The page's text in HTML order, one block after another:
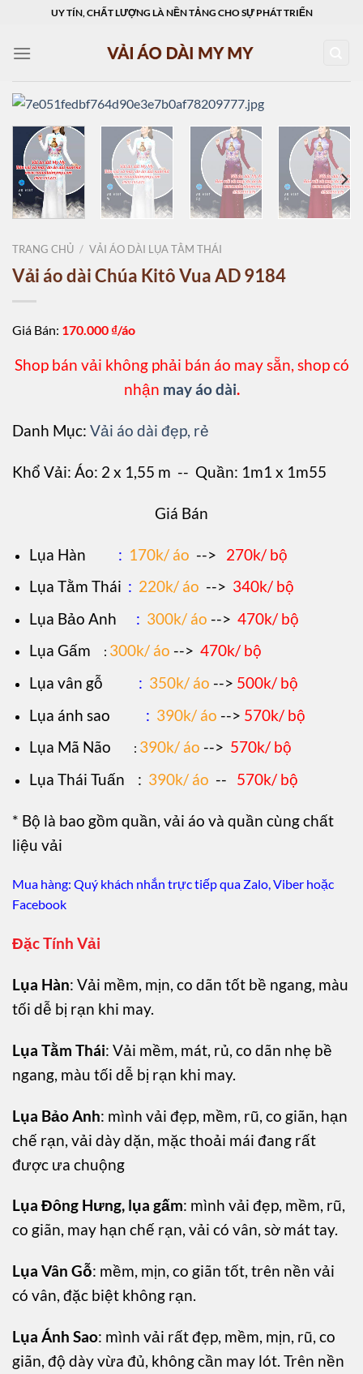
content
UY TÍN, CHẤT LƯỢNG LÀ NỀN TẢNG CHO SỰ PHÁT TRIỂN
TRANG CHỦ / VẢI ÁO DÀI LỤA TẰM THÁI
Vải áo dài Chúa Kitô Vua AD 9184
Giá Bán: 170.000 ₫/áo
Shop bán vải không phải bán áo may sẵn, shop có
nhận may áo dài.
Danh Mục: Vải áo dài đẹp, rẻ
Khổ Vải: Áo: 2 x 1,55 m -- Quần: 1m1 x 1m55
Giá Bán
Lụa Hàn : 170k/ áo --> 270k/ bộ
Lụa Tằm Thái : 220k/ áo --> 340k/ bộ
Lụa Bảo Anh
: 300k/ áo --> 470k/ bộ
Lụa Gấm
: 300k/ áo --> 470k/ bộ
Lụa vân gỗ : 350k/ áo --> 500k/ bộ
Lụa ánh sao : 390k/ áo --> 570k/ bộ
Lụa Mã Não
: 390k/ áo --> 570k/ bộ
Lụa Thái Tuấn
: 390k/ áo -- 570k/ bộ
* Bộ là bao gồm quần, vải áo và quần cùng chất
liệu vải
Mua hàng: Quý khách nhắn trực tiếp qua Zalo, Viber hoặc
Facebook
Đặc Tính Vải
Lụa Hàn: Vải mềm, mịn, co dãn tốt bề ngang, màu
tối dễ bị rạn khi may.
Lụa Tằm Thái: Vải mềm, mát, rủ, co dãn nhẹ bề
ngang, màu tối dễ bị rạn khi may.
Lụa Bảo Anh: mình vải đẹp, mềm, rũ, co giãn, hạn
chế rạn, vải dày dặn, mặc thoải mái đang rất
được ưa chuộng
Lụa Đông Hưng, lụa gấm: mình vải đẹp, mềm, rũ,
co giãn, may hạn chế rạn, vải có vân, sờ mát tay.
Lụa Vân Gỗ: mềm, mịn, co giãn tốt, trên nền vải
có vân, đặc biệt không rạn.
Lụa Ánh Sao: mình vải rất đẹp, mềm, mịn, rũ, co
giãn, độ dày vừa đủ, không cần may lót. Trên nền